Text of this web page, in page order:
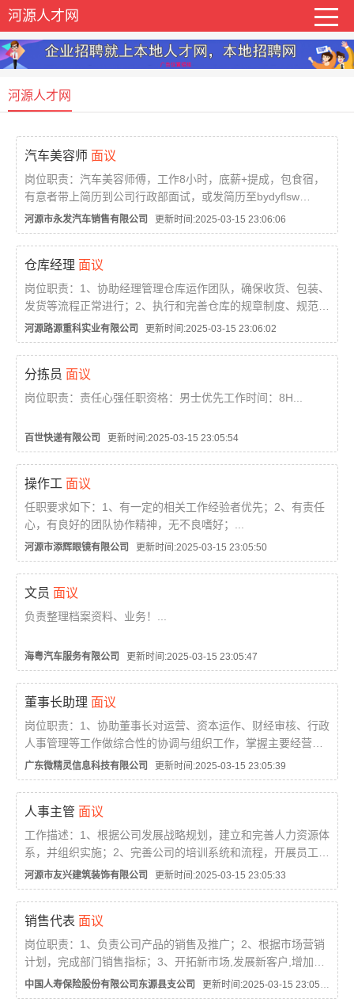
河源人才网
河源人才网
汽车美容师 面议
岗位职责：汽车美容师傅，工作8小时，底薪+提成，包食宿，
有意者带上简历到公司行政部面试，或发简历至bydyflsw
@163。com...
河源市永发汽车销售有限公司 更新时间:2025-03-15 23:06:06
仓库经理 面议
岗位职责：1、协助经理管理仓库运作团队，确保收货、包装、
发货等流程正常进行；2、执行和完善仓库的规章制度、规范作
业标准及流程，提高效率，降低成本；3、科学管理货品库位，
提出改进方案，保证仓库最大化的使用率；4、有效配合公...
河源路源重科实业有限公司 更新时间:2025-03-15 23:06:02
分拣员 面议
岗位职责：责任心强任职资格：男士优先工作时间：8H...
百世快递有限公司 更新时间:2025-03-15 23:05:54
操作工 面议
任职要求如下：1、有一定的相关工作经验者优先；2、有责任
心，有良好的团队协作精神，无不良嗜好；...
河源市添辉眼镜有限公司 更新时间:2025-03-15 23:05:50
文员 面议
负责整理档案资料、业务！...
海粤汽车服务有限公司 更新时间:2025-03-15 23:05:47
董事长助理 面议
岗位职责：1、协助董事长对运营、资本运作、财经审核、行政
人事管理等工作做综合性的协调与组织工作，掌握主要经营活
动情况；2、设计公司股权分配方案、起草与发布公司决议文
件；3、协助董事长开展各项工作，处理日常事务；4、...
广东微精灵信息科技有限公司 更新时间:2025-03-15 23:05:39
人事主管 面议
工作描述：1、根据公司发展战略规划，建立和完善人力资源体
系，并组织实施；2、完善公司的培训系统和流程，开展员工培
训的工作； 3、对公司组织架构的调整提供合理建议；4、根据
公司发展，拟定人力资源需求、开发、配置计划及各部门...
河源市友兴建筑装饰有限公司 更新时间:2025-03-15 23:05:33
销售代表 面议
岗位职责：1、负责公司产品的销售及推广；2、根据市场营销
计划，完成部门销售指标；3、开拓新市场,发展新客户,增加产
品销售范围；4、负责辖区市场信息的收集及竞争对手的分析；
5、负责销售区域内销售活动的策划和执行，完成销售任...
中国人寿保险股份有限公司东源县支公司 更新时间:2025-03-15 23:05:30